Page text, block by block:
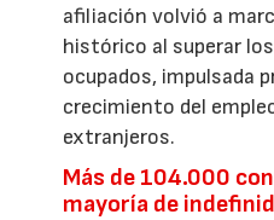
afiliación volvió a
histórico al superar
ocupados, impulsada
crecimiento del
extranjeros.
Más de 104.000
mayoría de